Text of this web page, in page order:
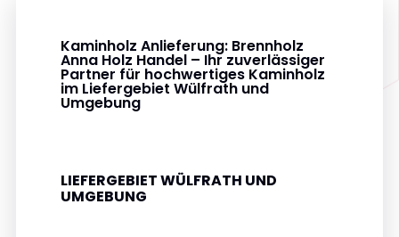
Kaminholz Anlieferung: Brennholz
Anna Holz Handel – Ihr zuverlässiger
Partner für hochwertiges Kaminholz
im Liefergebiet Wülfrath und
Umgebung
LIEFERGEBIET WÜLFRATH UND
UMGEBUNG